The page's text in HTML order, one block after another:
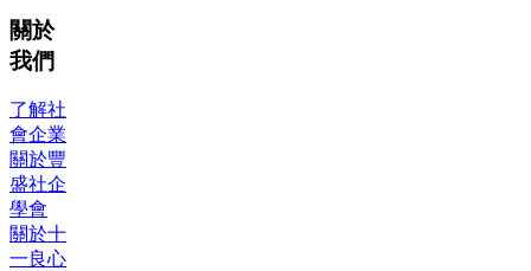
關於
我們
了解社
會企業
關於豐
盛社企
學會
關於十
一良心